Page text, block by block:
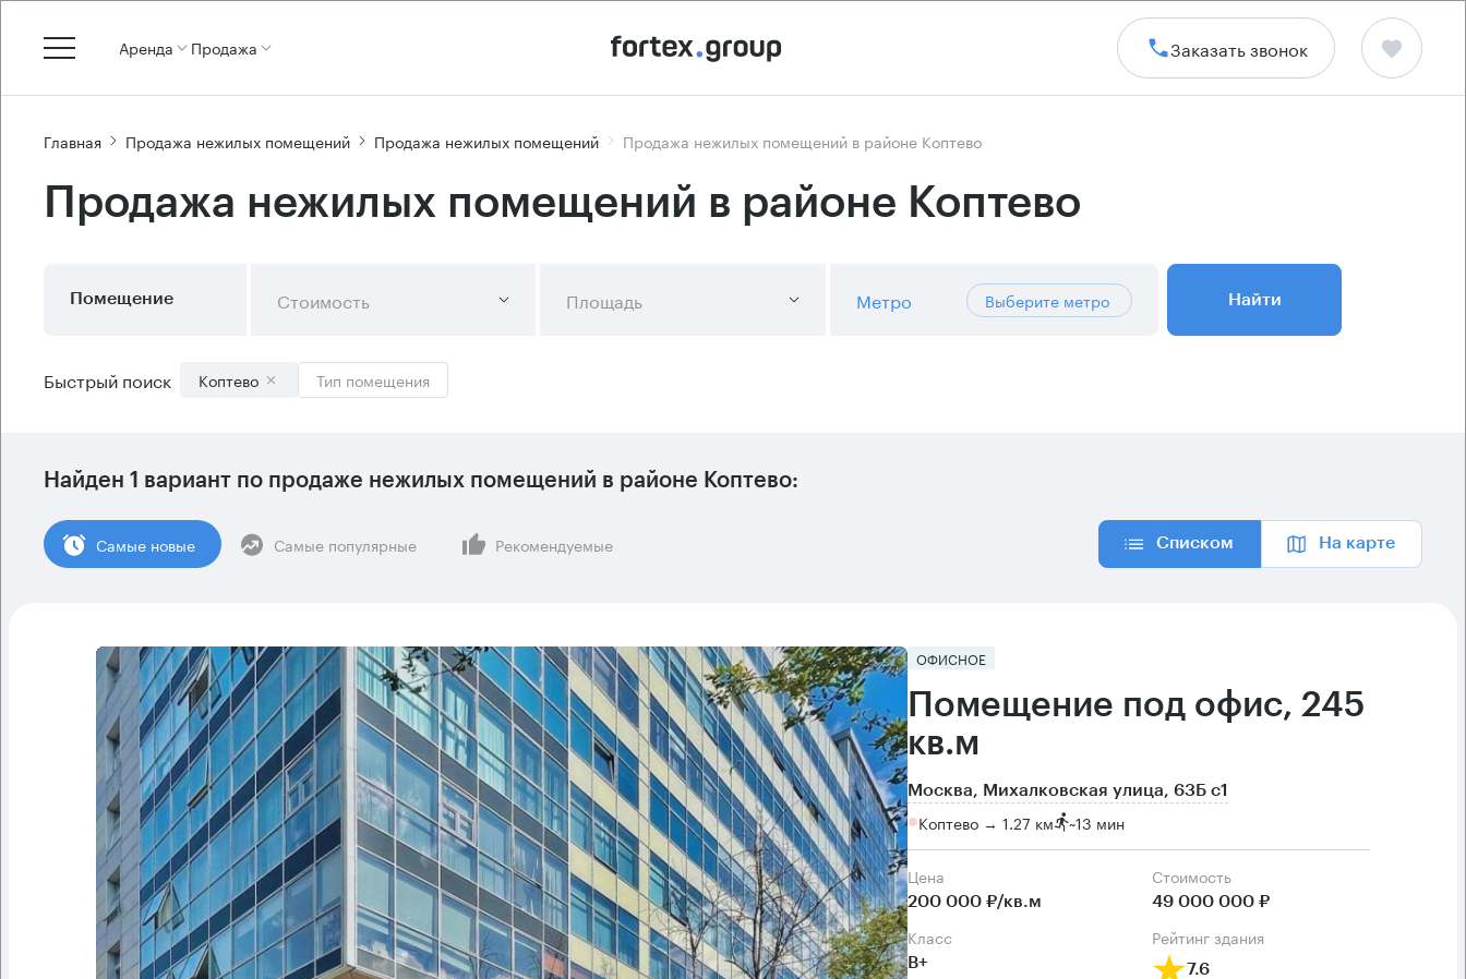
Аренда Продажа Заказать звонок
Главная Продажа нежилых помещений Продажа нежилых помещений Продажа нежилых помещений в районе Коптево
Продажа нежилых помещений в районе Коптево
Помещение Стоимость Площадь Метро Выберите метро Найти
Быстрый поиск Коптево Тип помещения
Найден 1 вариант по продаже нежилых помещений в районе Коптево:
Cамые новые Самые популярные Рекомендуемые Списком На карте
ОФИСНОЕ
Помещение под офис, 245
кв.м
Москва, Михалковская улица, 63Б с1
Коптево → 1.27 км ~13 мин
Цена
200 000 ₽/кв.м
Cтоимость
49 000 000 ₽
класс
B+
рейтинг здания
7.6